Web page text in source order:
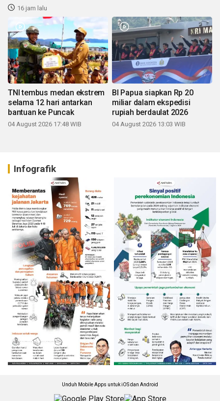
16 jam lalu
TNI tembus medan ekstrem
selama 12 hari antarkan
bantuan ke Puncak
04 August 2026 17:48 WIB
BI Papua siapkan Rp 20
miliar dalam ekspedisi
rupiah berdaulat 2026
04 August 2026 13:03 WIB
Infografik
Unduh Mobile Apps untuk iOS dan Android